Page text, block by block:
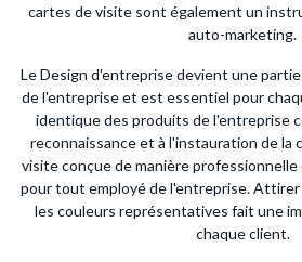
cartes de visite sont également un
auto-marketing.
Le Design d'entreprise devient une
de l'entreprise et est essentiel pour
identique des produits de l'entreprise
reconnaissance et à l'instauration de la
visite conçue de manière
pour tout employé de l'entreprise.
les couleurs représentatives fait une
chaque client.